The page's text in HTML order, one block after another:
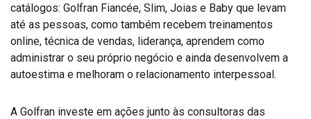
catálogos: Golfran Fiancée, Slim, Joias e Baby que levam
até as pessoas, como também recebem treinamentos
online, técnica de vendas, liderança, aprendem como
administrar o seu próprio negócio e ainda desenvolvem a
autoestima e melhoram o relacionamento interpessoal.
A Golfran investe em ações junto às consultoras das